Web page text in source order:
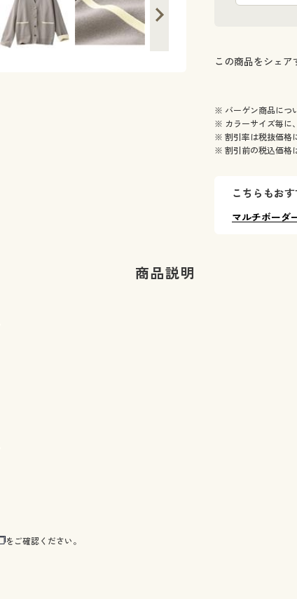
この商品をシェア
※ バーゲン商品につ
※ カラーサイズ毎に
※ 割引率は税抜価格
※ 割引前の税込価格
こちらもおす
マルチボーダ
商品説明
をご確認ください。